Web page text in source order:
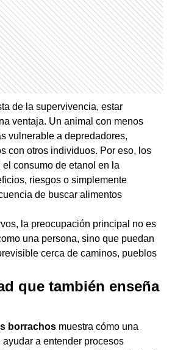
de la supervivencia, estar
ventaja. Un animal con menos
vulnerable a depredadores,
con otros individuos. Por eso, los
consumo de etanol en la
riesgos o simplemente
de buscar alimentos
la preocupación principal no es
una persona, sino que puedan
cerca de caminos, pueblos
que también enseña
borrachos muestra cómo una
a entender procesos